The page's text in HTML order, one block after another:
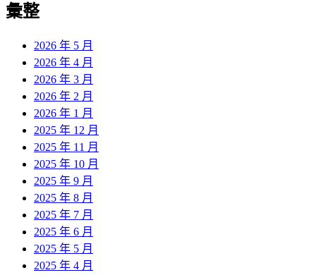
覽
彙整
2026 年 5 月
2026 年 4 月
2026 年 3 月
2026 年 2 月
2026 年 1 月
2025 年 12 月
2025 年 11 月
2025 年 10 月
2025 年 9 月
2025 年 8 月
2025 年 7 月
2025 年 6 月
2025 年 5 月
2025 年 4 月